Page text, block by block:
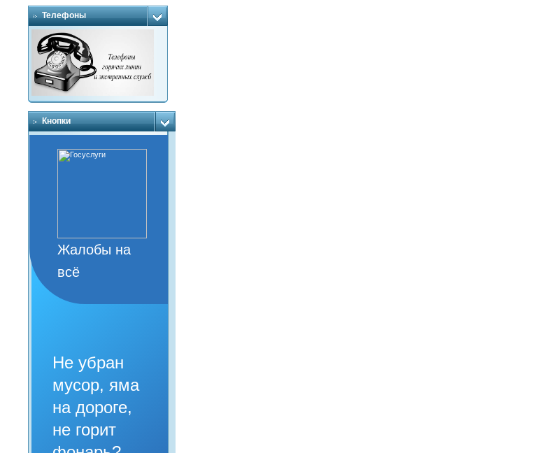
Телефоны
Кнопки
Жалобы на
всё
Не убран
мусор, яма
на дороге,
не горит